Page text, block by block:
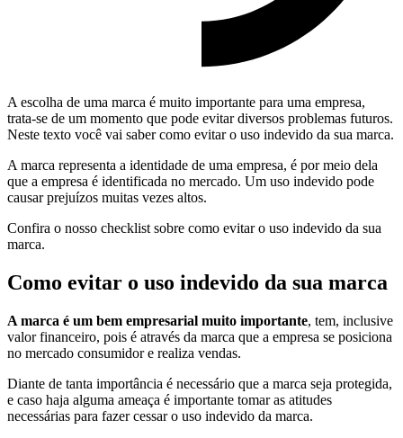
A escolha de uma marca é muito importante para uma empresa,
trata-se de um momento que pode evitar diversos problemas futuros.
Neste texto você vai saber como evitar o uso indevido da sua marca.
A marca representa a identidade de uma empresa, é por meio dela
que a empresa é identificada no mercado. Um uso indevido pode
causar prejuízos muitas vezes altos.
Confira o nosso checklist sobre como evitar o uso indevido da sua
marca.
Como evitar o uso indevido da sua marca
A marca é um bem empresarial muito importante, tem, inclusive
valor financeiro, pois é através da marca que a empresa se posiciona
no mercado consumidor e realiza vendas.
Diante de tanta importância é necessário que a marca seja protegida,
e caso haja alguma ameaça é importante tomar as atitudes
necessárias para fazer cessar o uso indevido da marca.